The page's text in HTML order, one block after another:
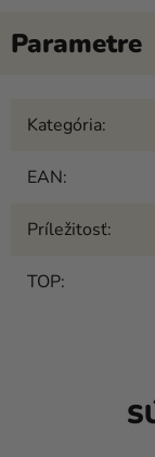
Kategória:
EAN:
Príležitosť:
TOP: